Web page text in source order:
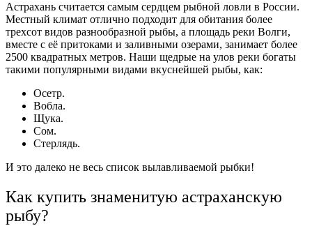
Астрахань считается самым сердцем рыбной ловли в России.
Местный климат отлично подходит для обитания более
трехсот видов разнообразной рыбы, а площадь реки Волги,
вместе с её притоками и заливными озерами, занимает более
2500 квадратных метров. Наши щедрые на улов реки богаты
такими популярными видами вкуснейшей рыбы, как:
Осетр.
Вобла.
Щука.
Сом.
Стерлядь.
И это далеко не весь список вылавливаемой рыбки!
Как купить знаменитую астраханскую
рыбу?